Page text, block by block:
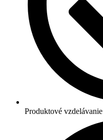
Produktové vzdelávanie